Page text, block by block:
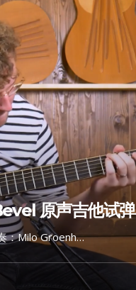
原声吉他试弹
：Milo Groenh…